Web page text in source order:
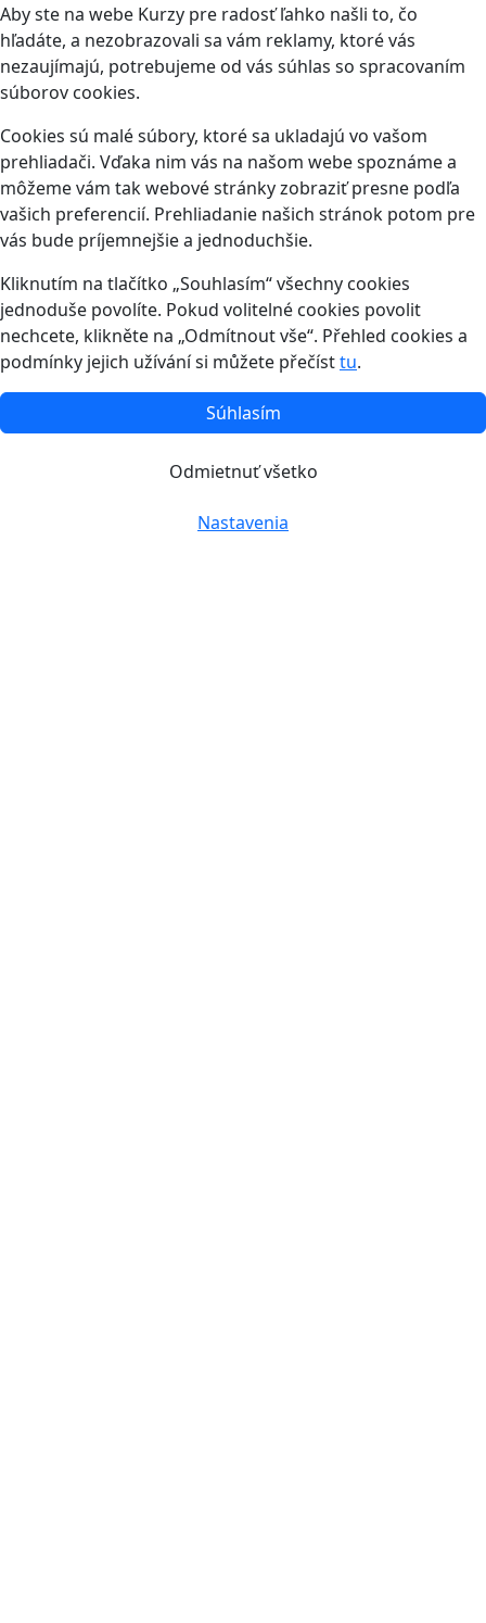
Aby ste na webe Kurzy pre radosť ľahko našli to, čo
hľadáte, a nezobrazovali sa vám reklamy, ktoré vás
nezaujímajú, potrebujeme od vás súhlas so spracovaním
súborov cookies.
Cookies sú malé súbory, ktoré sa ukladajú vo vašom
prehliadači. Vďaka nim vás na našom webe spoznáme a
môžeme vám tak webové stránky zobraziť presne podľa
vašich preferencií. Prehliadanie našich stránok potom pre
vás bude príjemnejšie a jednoduchšie.
Kliknutím na tlačítko „Souhlasím“ všechny cookies
jednoduše povolíte. Pokud volitelné cookies povolit
nechcete, klikněte na „Odmítnout vše“. Přehled cookies a
podmínky jejich užívání si můžete přečísttu.
Súhlasím
Odmietnuť všetko
Nastavenia